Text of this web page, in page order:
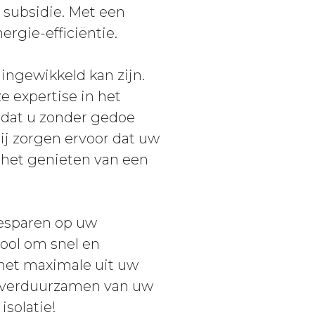
Met een
efficiëntie.
kan zijn.
expertise in het
u zonder gedoe
zorgen ervoor dat uw
genieten van een
op uw
om snel en
maximale uit uw
van uw